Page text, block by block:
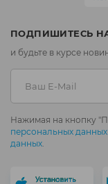
ПОДПИШИТЕСЬ
и будьте в курсе
Нажимая на кнопку
персональных данных
данных